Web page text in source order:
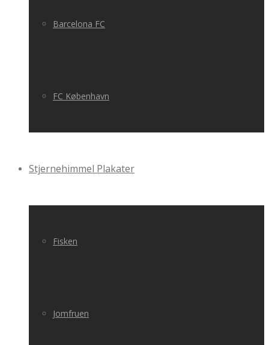
Barcelona FC
FC København
Stjernehimmel Plakater
Fisken
Jomfruen